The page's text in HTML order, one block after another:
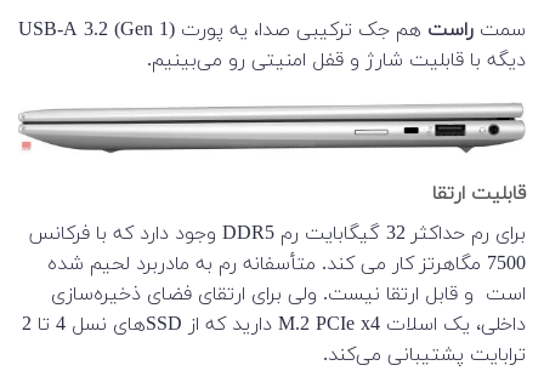
سمت راست
هم جک ترکیبی صدا، یه پورت USB-A 3.2 (Gen 1)
دیگه با قابلیت شارژ و قفل امنیتی رو می‌بینیم.
قابلیت ارتقا
برای رم حداکثر 32 گیگابایت رم DDR5 وجود دارد که با فرکانس
7500 مگاهرتز کار می کند. متأسفانه رم به مادربرد لحیم شده
است و قابل ارتقا نیست. ولی برای ارتقای فضای ذخیره‌سازی
داخلی، یک اسلات M.2 PCIe x4 دارید که از SSD‌های نسل 4 تا 2
ترابایت پشتیبانی می‌کند.